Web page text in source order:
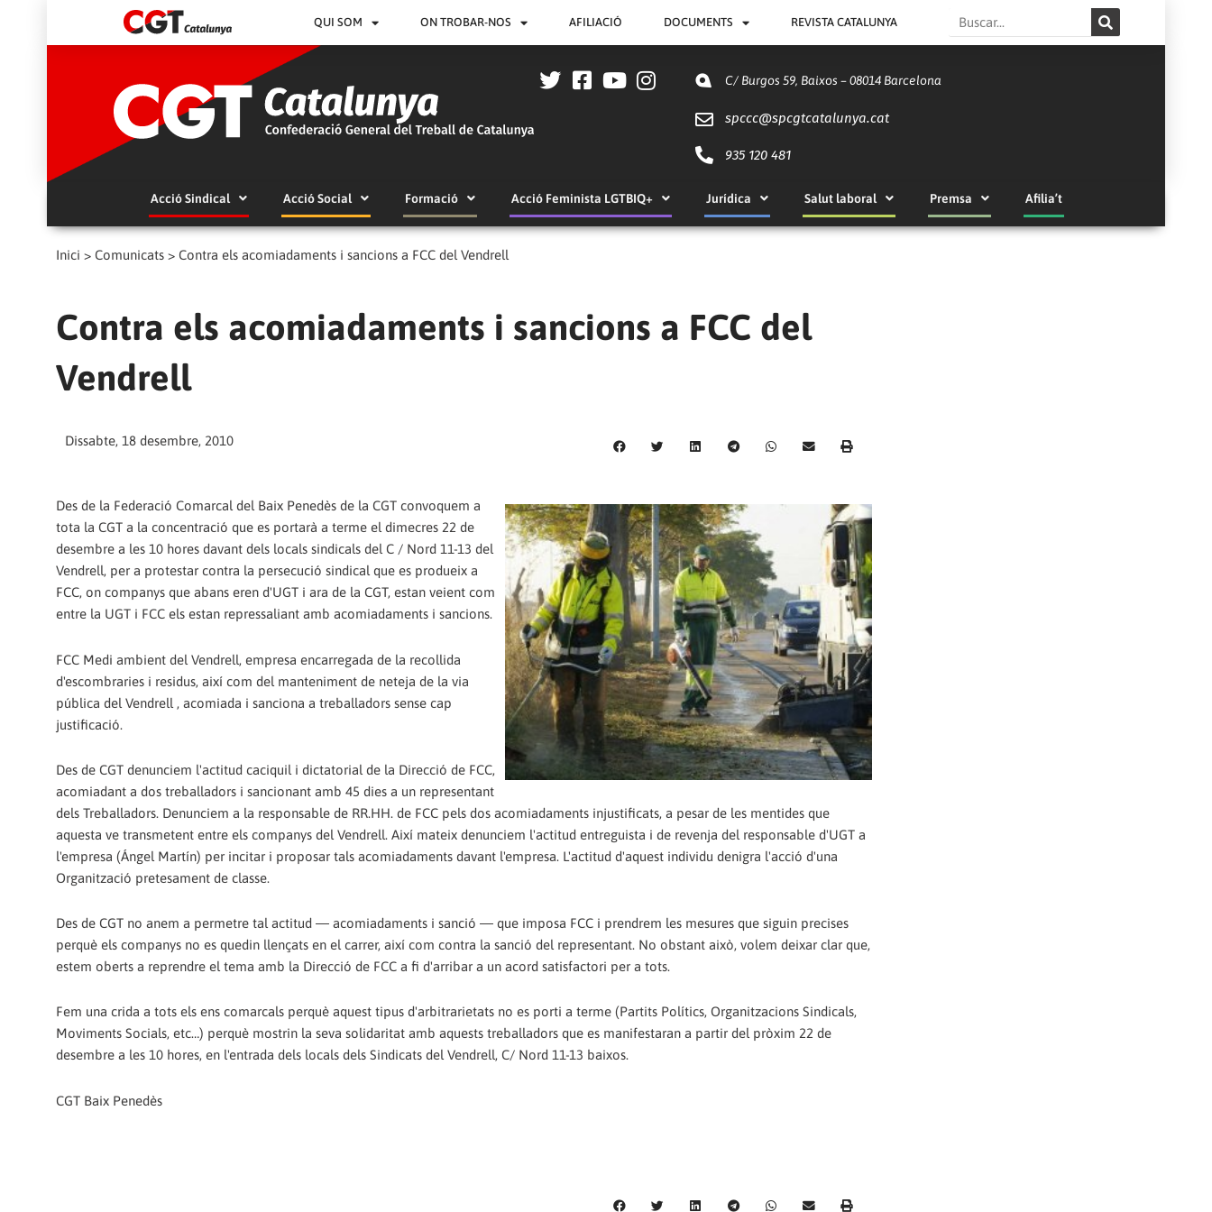
QUI SOM ON TROBAR-NOS AFILIACIÓ DOCUMENTS REVISTA CATALUNYA Search
C/ Burgos 59, Baixos – 08014 Barcelona
spccc@spcgtcatalunya.cat
935 120 481
Acció Sindical Acció Social Formació Acció Feminista LGTBIQ+ Jurídica Salut laboral Premsa Afilia’t
Inici > Comunicats > Contra els acomiadaments i sancions a FCC del Vendrell
Contra els acomiadaments i sancions a FCC del
Vendrell
Dissabte, 18 desembre, 2010
Des de la Federació Comarcal del Baix Penedès de la CGT convoquem a
tota la CGT a la concentració que es portarà a terme el dimecres 22 de
desembre a les 10 hores davant dels locals sindicals del C / Nord 11-13 del
Vendrell, per a protestar contra la persecució sindical que es produeix a
FCC, on companys que abans eren d'UGT i ara de la CGT, estan veient com
entre la UGT i FCC els estan repressaliant amb acomiadaments i sancions.
FCC Medi ambient del Vendrell, empresa encarregada de la recollida
d'escombraries i residus, així com del manteniment de neteja de la via
pública del Vendrell , acomiada i sanciona a treballadors sense cap
justificació.
Des de CGT denunciem l'actitud caciquil i dictatorial de la Direcció de FCC,
acomiadant a dos treballadors i sancionant amb 45 dies a un representant
dels Treballadors. Denunciem a la responsable de RR.HH. de FCC pels dos acomiadaments injustificats, a pesar de les mentides que
aquesta ve transmetent entre els companys del Vendrell. Així mateix denunciem l'actitud entreguista i de revenja del responsable d'UGT a
l'empresa (Ángel Martín) per incitar i proposar tals acomiadaments davant l'empresa. L'actitud d'aquest individu denigra l'acció d'una
Organització pretesament de classe.
Des de CGT no anem a permetre tal actitud ― acomiadaments i sanció ― que imposa FCC i prendrem les mesures que siguin precises
perquè els companys no es quedin llençats en el carrer, així com contra la sanció del representant. No obstant això, volem deixar clar que,
estem oberts a reprendre el tema amb la Direcció de FCC a fi d'arribar a un acord satisfactori per a tots.
Fem una crida a tots els ens comarcals perquè aquest tipus d'arbitrarietats no es porti a terme (Partits Polítics, Organitzacions Sindicals,
Moviments Socials, etc…) perquè mostrin la seva solidaritat amb aquests treballadors que es manifestaran a partir del pròxim 22 de
desembre a les 10 hores, en l'entrada dels locals dels Sindicats del Vendrell, C/ Nord 11-13 baixos.
CGT Baix Penedès